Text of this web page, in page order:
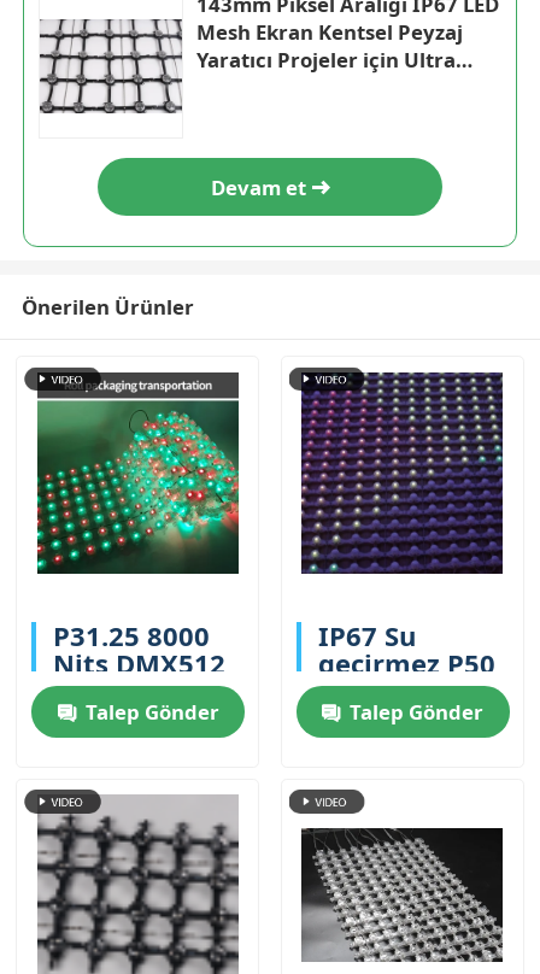
Mesh Ekran Kentsel Peyzaj
Yaratıcı Projeler için Ultra
Devam et
Önerilen Ürünler
P31.25 8000
Nits DMX512
SPI Çift
Kontrollu
Enerji
Düşük Güçlü
Dış LED Mesh
Ekranı
Talep Gönder
IP67 Su
geçirmez P50
Tam Renkli
Dışarıya
Eğlenceli LED
Ekranı Bina
Cephesi
Talep Gönder